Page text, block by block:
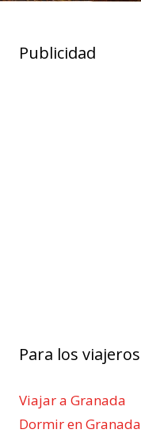
Publicidad
Para los viajeros
Viajar a Granada
Dormir en Granada